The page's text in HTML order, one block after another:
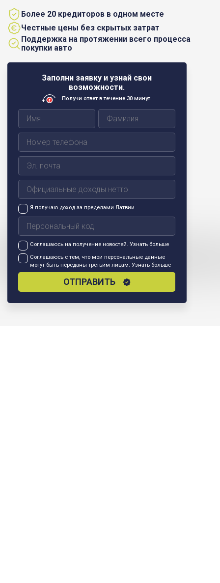
Заполни заявку и узнай свои
возможности.
Получи ответ в течение 30 минут.
Я получаю доход за пределами Латвии
Соглашаюсь на получение новостей.Узнать больше
Соглашаюсь с тем, что мои персональные данные
могут быть переданы третьим лицам.Узнать больше
ОТПРАВИТЬ
Более 20 кредиторов в одном месте
Честные цены без скрытых затрат
Поддержка на протяжении всего процесса
покупки авто